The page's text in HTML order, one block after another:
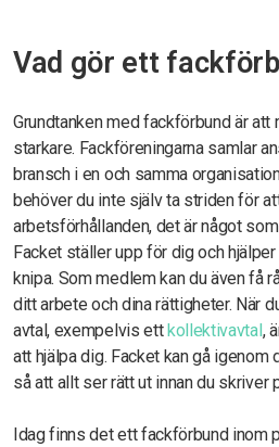
Vad gör ett
Grundtanken med fackförbund är att
starkare. Fackföreningarna samlar
bransch i en och samma
behöver du inte själv ta striden för
arbetsförhållanden, det är något
Facket ställer upp för dig och
knipa. Som medlem kan du även få
ditt arbete och dina rättigheter. När
avtal, exempelvis ett kollektivavtal ,
att hjälpa dig. Facket kan gå
så att allt ser rätt ut innan du skriver
Idag finns det ett fackförbund inom